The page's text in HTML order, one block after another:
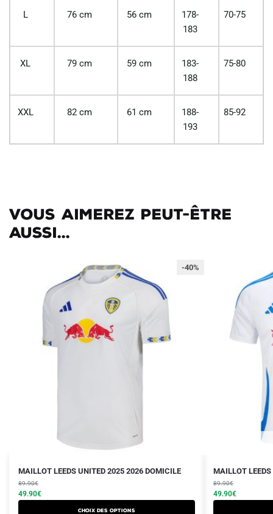
L 76 cm 56 cm
178-
183
70-75
XL 79 cm 59 cm
183-
188
75-80
XXL 82 cm 61 cm
188-
193
85-92
Vous aimerez peut-être
aussi...
-40%
MAILLOT LEEDS UNITED 2025 2026 DOMICILE
89.90€
Le
prix
initial
était :
49.90€
Le
prix
actuel
est :
Choix des options
Ce
produit
a
MAILLOT
89.90€
Le
prix
initial
était :
49.90€
Le
prix
actuel
est :
Ce
produit
a